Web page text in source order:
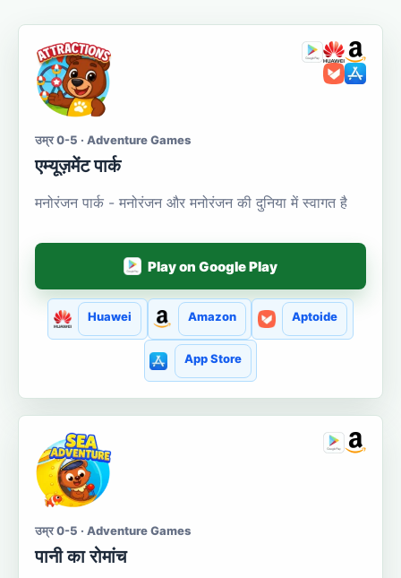
उम्र 0-5 · Adventure Games
एम्यूज़मेंट पार्क
मनोरंजन पार्क - मनोरंजन और मनोरंजन की दुनिया में स्वागत है
Play on Google Play
Huawei Amazon Aptoide
App Store
उम्र 0-5 · Adventure Games
पानी का रोमांच